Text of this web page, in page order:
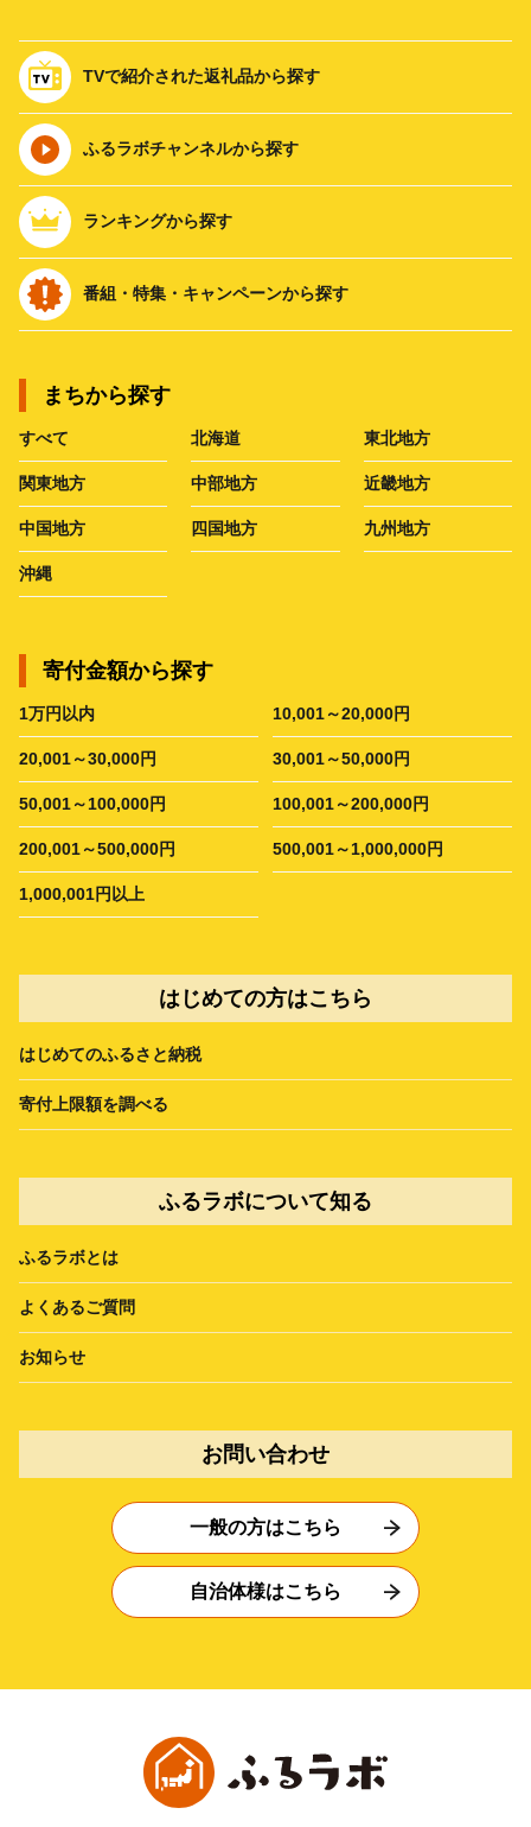
TVで紹介された返礼品から探す
ふるラボチャンネルから探す
ランキングから探す
番組・特集・キャンペーンから探す
まちから探す
すべて 北海道 東北地方
関東地方 中部地方 近畿地方
中国地方 四国地方 九州地方
沖縄
寄付金額から探す
1万円以内 10,001～20,000円
20,001～30,000円 30,001～50,000円
50,001～100,000円 100,001～200,000円
200,001～500,000円 500,001～1,000,000円
1,000,001円以上
はじめての方はこちら
はじめてのふるさと納税
寄付上限額を調べる
ふるラボについて知る
ふるラボとは
よくあるご質問
お知らせ
お問い合わせ
一般の方はこちら
自治体様はこちら